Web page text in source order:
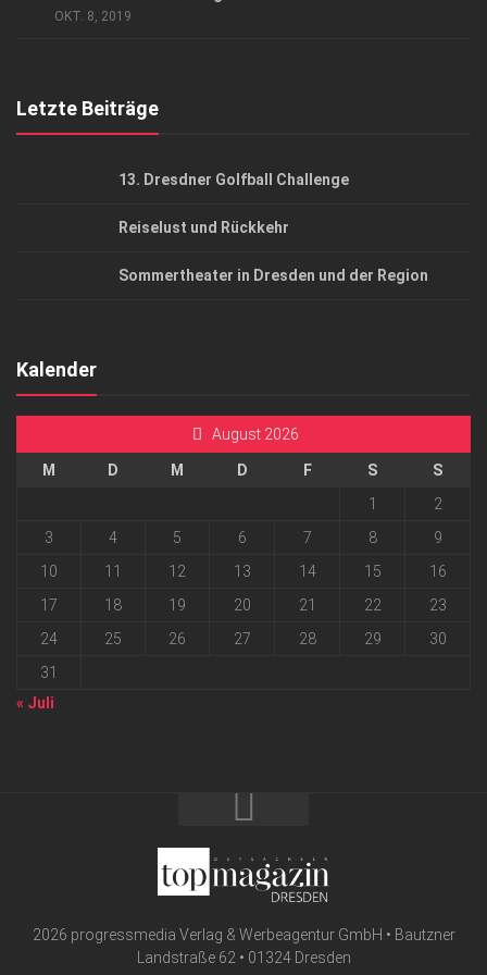
OKT. 8, 2019
Letzte Beiträge
13. Dresdner Golfball Challenge
Reiselust und Rückkehr
Sommertheater in Dresden und der Region
Kalender
August 2026
M D M D F S
S
1
2
3
4 5 6 7 8
9
10
11 12 13 14 15
16
17
18 19 20 21 22
23
24
25 26 27 28 29
30
31
« Juli
2026 progressmedia Verlag & Werbeagentur GmbH • Bautzner
Landstraße 62 • 01324 Dresden